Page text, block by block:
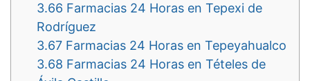
3.66 Farmacias 24 Horas en Tepexi de
Rodríguez
3.67 Farmacias 24 Horas en Tepeyahualco
3.68 Farmacias 24 Horas en Tételes de